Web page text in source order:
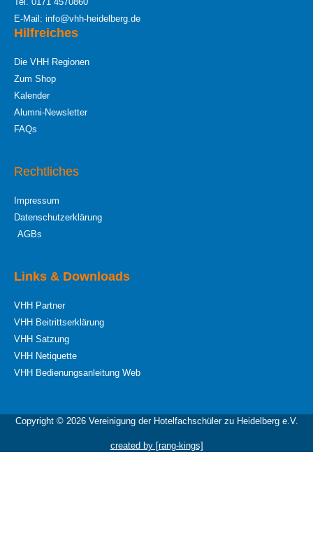
E-Mail: info@vhh-heidelberg.de
Hilfreiches
Die VHH Regionen
Zum Shop
Kalender
Alumni-Newsletter
FAQs
Rechtliches
Impressum
Datenschutzerklärung
AGBs
Links & Downloads
VHH Partner
VHH Beitrittserklärung
VHH Satzung
VHH Netiquette
VHH Bedienungsanleitung Web
Copyright © 2026 Vereinigung der Hotelfachschüler zu Heidelberg e.V.
created by [rang-kings]